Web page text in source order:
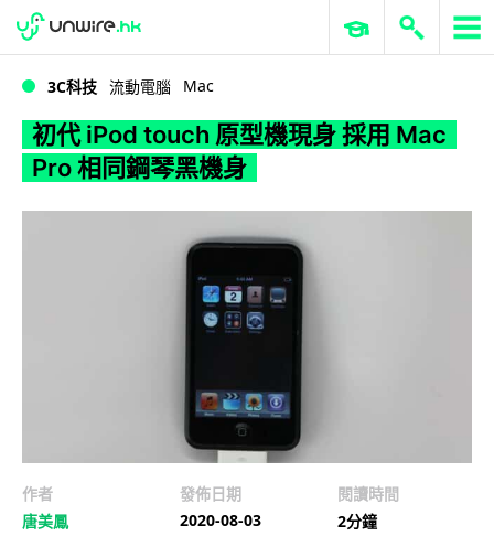
WWDC 2026 ERP 與商業 AI
3C科技 流動電腦 Mac
初代 iPod touch 原型機現身 採用 Mac
Pro 相同鋼琴黑機身
作者
唐美鳳
發佈日期
2020-08-03
閱讀時間
2分鐘